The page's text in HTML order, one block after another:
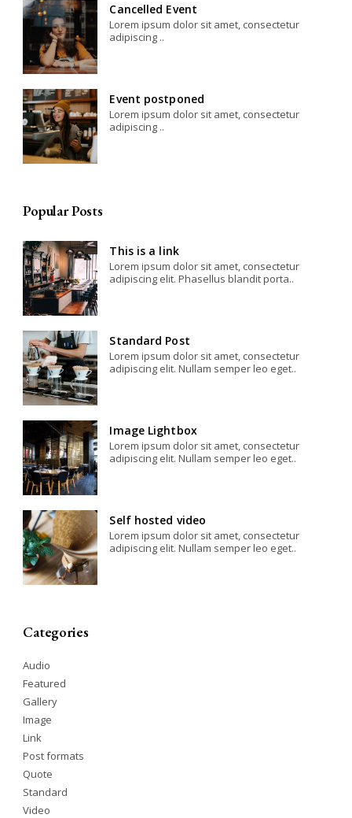
Cancelled Event
Lorem ipsum dolor sit amet, consectetur
adipiscing ..
Event postponed
Lorem ipsum dolor sit amet, consectetur
adipiscing ..
Popular Posts
This is a link
Lorem ipsum dolor sit amet, consectetur
adipiscing elit. Phasellus blandit porta..
Standard Post
Lorem ipsum dolor sit amet, consectetur
adipiscing elit. Nullam semper leo eget..
Image Lightbox
Lorem ipsum dolor sit amet, consectetur
adipiscing elit. Nullam semper leo eget..
Self hosted video
Lorem ipsum dolor sit amet, consectetur
adipiscing elit. Nullam semper leo eget..
Categories
Audio
Featured
Gallery
Image
Link
Post formats
Quote
Standard
Video